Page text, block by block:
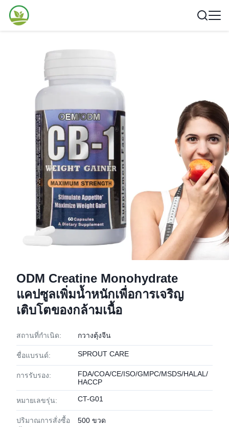
ODM Creatine Monohydrate
แคปซูลเพิ่มน้ำหนักเพื่อการเจริญ
เติบโตของกล้ามเนื้อ
สถานที่กำเนิด: กวางตุ้งจีน
ชื่อแบรนด์: SPROUT CARE
การรับรอง:
FDA/COA/CE/ISO/GMPC/MSDS/HALAL/
HACCP
หมายเลขรุ่น: CT-G01
ปริมาณการสั่งซื้อ
500 ขวด